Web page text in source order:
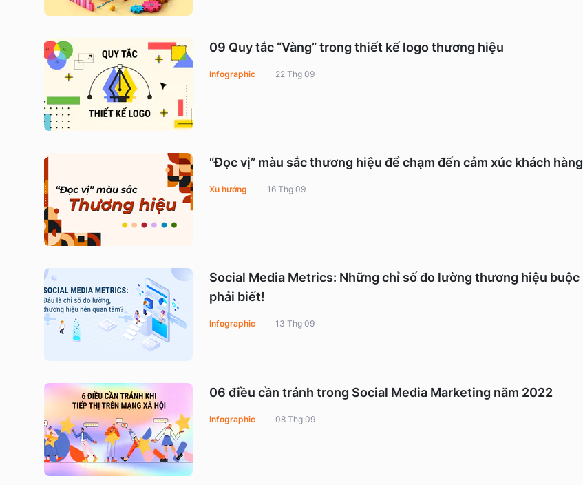
09 Quy tắc “Vàng” trong thiết kế logo thương hiệu
Infographic 22 Thg 09
“Đọc vị” màu sắc thương hiệu để chạm đến cảm xúc khách hàng
Xu hướng 16 Thg 09
Social Media Metrics: Những chỉ số đo lường thương hiệu buộc
phải biết!
Infographic 13 Thg 09
06 điều cần tránh trong Social Media Marketing năm 2022
Infographic 08 Thg 09